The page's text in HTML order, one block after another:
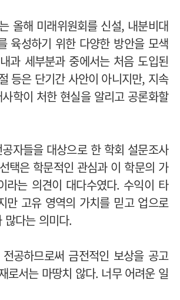
올해 미래위원회를 신설, 내분비대
육성하기 위한 다양한 방안을 모색
과 세부분과 중에서는 처음 도입된
등은 단기간 사안이 아니지만, 지속
학이 처한 현실을 알리고 공론화할
자들을 대상으로 한 학회 설문조사
택은 학문적인 관심과 이 학문의 가
라는 의견이 대다수였다. 수익이 타
만 고유 영역의 가치를 믿고 업으로
많다는 의미다.
공하므로써 금전적인 보상을 공고
로서는 마땅치 않다. 너무 어려운 일